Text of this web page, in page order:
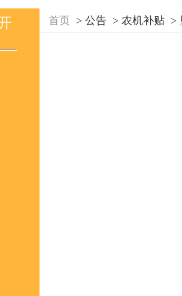
首页 > 公告 > 农机补贴 >